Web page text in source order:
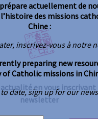
en vous
newsletter
prépare actuellement de
des missions
Chine :
inscrivez-vous à notre
preparing new
Catholic missions in
to date, sign up for our